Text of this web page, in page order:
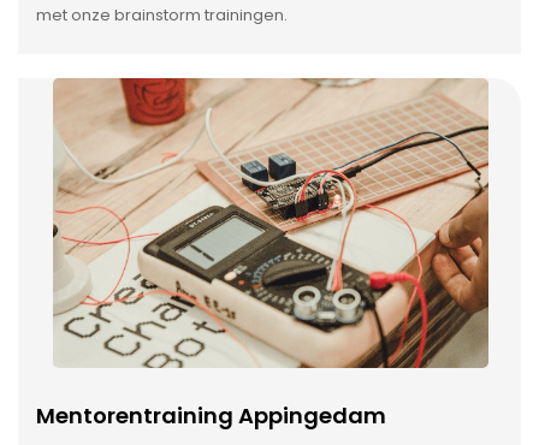
met onze brainstorm trainingen.
Mentorentraining Appingedam